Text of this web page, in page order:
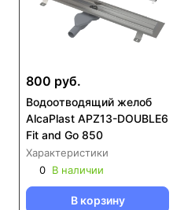
800 руб.
Водоотводящий желоб
AlcaPlast APZ13-DOUBLE6
Fit and Go 850
Характеристики
0 В наличии
В корзину